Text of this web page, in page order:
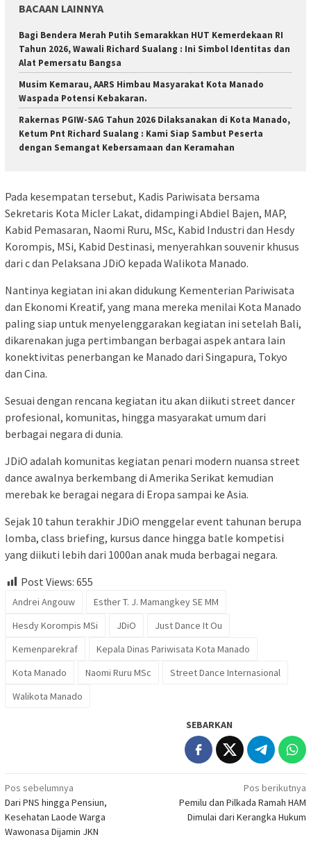
BACAAN LAINNYA
Bagi Bendera Merah Putih Semarakkan HUT Kemerdekaan RI
Tahun 2026, Wawali Richard Sualang : Ini Simbol Identitas dan
Alat Pemersatu Bangsa
Musim Kemarau, AARS Himbau Masyarakat Kota Manado
Waspada Potensi Kebakaran.
Rakernas PGIW-SAG Tahun 2026 Dilaksanakan di Kota Manado,
Ketum Pnt Richard Sualang : Kami Siap Sambut Peserta
dengan Semangat Kebersamaan dan Keramahan
Pada kesempatan tersebut, Kadis Pariwisata bersama
Sekretaris Kota Micler Lakat, didampingi Abdiel Bajen, MAP,
Kabid Pemasaran, Naomi Ruru, MSc, Kabid Industri dan Hesdy
Korompis, MSi, Kabid Destinasi, menyerahkan souvenir khusus
dari c dan Pelaksana JDiO kepada Walikota Manado.
Nantinya kegiatan ini akan didukung Kementerian Pariwisata
dan Ekonomi Kreatif, yang mana mereka menilai Kota Manado
paling siap untuk menyelenggarakan kegiatan ini setelah Bali,
dikarenakan juga pertimbangan berbagai aspek antara lain
konektivitas penerbangan ke Manado dari Singapura, Tokyo
dan Cina.
Sesuai dengan rencana kegiatan itu akan diikuti street dancer
profesional, komunitas, hingga masyarakat umum dari
berbagai negara di dunia.
JDiO adalah komunitas kegiatan penari modern nuansa street
dance awalnya berkembang di Amerika Serikat kemudian
merebak ke beragai negara di Eropa sampai ke Asia.
Sejak 10 tahun terakhir JDiO menggelar event tahunan berupa
lomba, class briefing, kursus dance hingga batle kompetisi
yang diikuti lebih dari 1000an anak muda berbagai negara.
Post Views: 655
Andrei Angouw
Esther T. J. Mamangkey SE MM
Hesdy Korompis MSi
JDiO
Just Dance It Ou
Kemenparekraf
Kepala Dinas Pariwisata Kota Manado
Kota Manado
Naomi Ruru MSc
Street Dance Internasional
Walikota Manado
SEBARKAN
Navigasi
pos
Pos sebelumnya
Dari PNS hingga Pensiun,
Kesehatan Laode Warga
Wawonasa Dijamin JKN
Pos berikutnya
Pemilu dan Pilkada Ramah HAM
Dimulai dari Kerangka Hukum